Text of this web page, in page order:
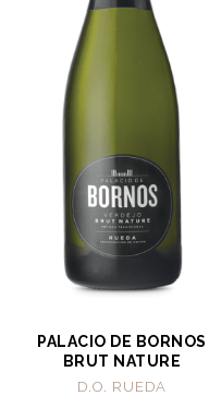
PALACIO DE BORNOS
BRUT NATURE
D.O. RUEDA